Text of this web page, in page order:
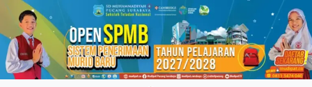
Skip
content